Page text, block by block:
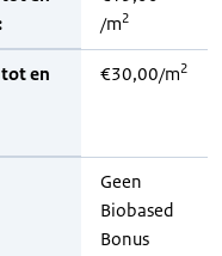
/m2
en
€30,00/m2
Geen
Biobased
Bonus